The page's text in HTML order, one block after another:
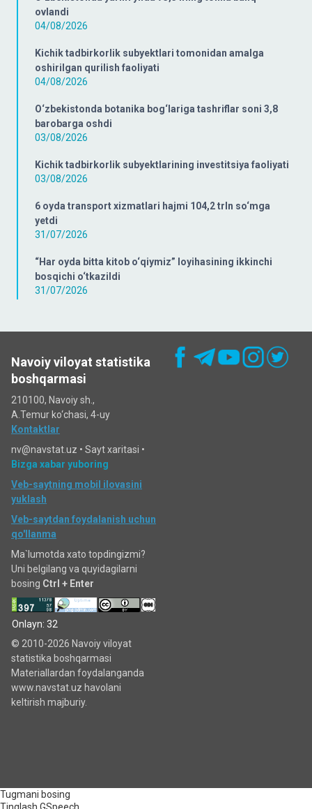
ovlandi
04/08/2026
Kichik tadbirkorlik subyektlari tomonidan amalga
oshirilgan qurilish faoliyati
04/08/2026
O‘zbekistonda botanika bog‘lariga tashriflar soni 3,8
barobarga oshdi
03/08/2026
Kichik tadbirkorlik subyektlarining investitsiya faoliyati
03/08/2026
6 oyda transport xizmatlari hajmi 104,2 trln so‘mga
yetdi
31/07/2026
“Har oyda bitta kitob o‘qiymiz” loyihasining ikkinchi
bosqichi o‘tkazildi
31/07/2026
Navoiy viloyat statistika
boshqarmasi
210100, Navoiy sh.,
A.Temur ko‘chаsi, 4-uy
Kontaktlar
nv@navstat.uz • Sayt xaritasi •
Bizga xabar yuboring
Veb-saytning mobil ilovasini
yuklash
Veb-saytdan foydalanish uchun
qo'llanma
Ma`lumotda xato topdingizmi?
Uni belgilang va quyidagilarni
bosing Ctrl + Enter
Onlayn: 32
© 2010-2026 Navoiy viloyat
statistika boshqarmasi
Materiallardan foydalanganda
www.navstat.uz havolani
keltirish majburiy.
Tugmani bosing